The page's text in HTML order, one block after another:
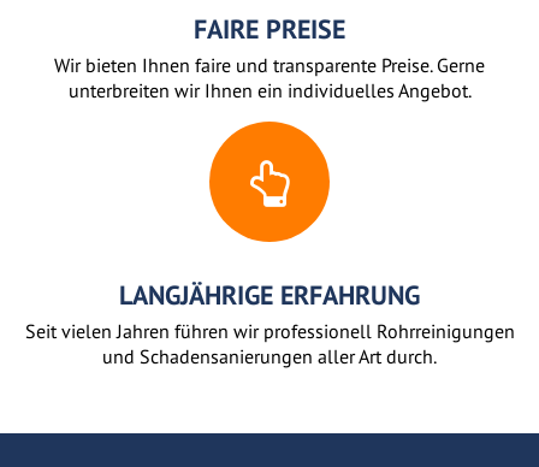
FAIRE PREISE
Wir bieten Ihnen faire und transparente Preise. Gerne
unterbreiten wir Ihnen ein individuelles Angebot.
LANGJÄHRIGE ERFAHRUNG
Seit vielen Jahren führen wir professionell Rohrreinigungen
und Schadensanierungen aller Art durch.